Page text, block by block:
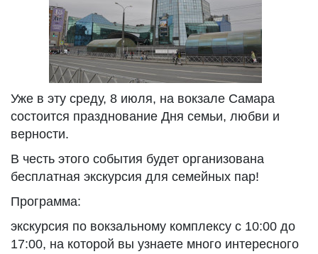
Уже в эту среду, 8 июля, на вокзале Самара
состоится празднование Дня семьи, любви и
верности.
В честь этого события будет организована
бесплатная экскурсия для семейных пар!
Программа:
экскурсия по вокзальному комплексу с 10:00 до
17:00, на которой вы узнаете много интересного